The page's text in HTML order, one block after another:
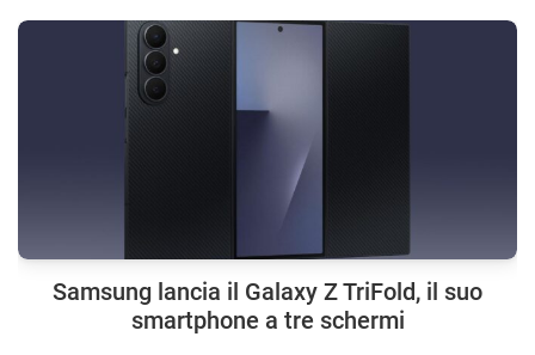
Samsung lancia il Galaxy Z TriFold, il suo
smartphone a tre schermi